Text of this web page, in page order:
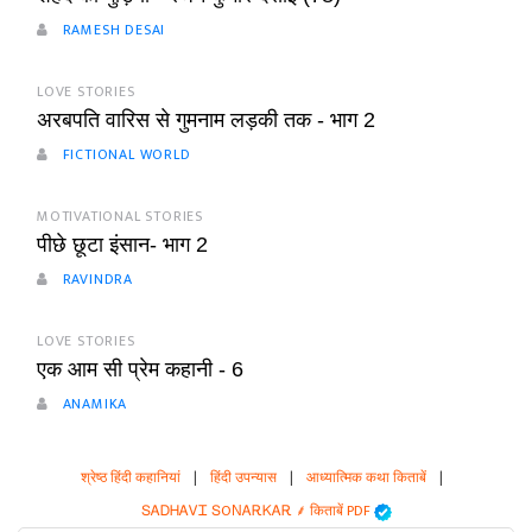
RAMESH DESAI
LOVE STORIES
अरबपति वारिस से गुमनाम लड़की तक - भाग 2
FICTIONAL WORLD
MOTIVATIONAL STORIES
पीछे छूटा इंसान- भाग 2
RAVINDRA
LOVE STORIES
एक आम सी प्रेम कहानी - 6
ANAMIKA
श्रेष्ठ हिंदी कहानियां | हिंदी उपन्यास | आध्यात्मिक कथा किताबें |
ՏᎪᎠᎻᎪᏙᏆ ՏOΝᎪᎡᏦᎪᎡ ⸙ किताबें PDF